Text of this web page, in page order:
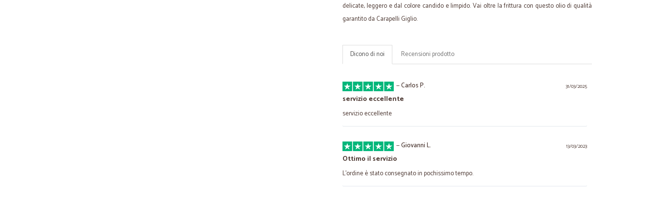
delicate, leggero e dal colore candido e limpido. Vai oltre la frittura con questo olio di qualità
garantito da Carapelli Giglio.
Dicono di noi Recensioni prodotto
31/03/2025
—Carlos P.
servizio eccellente
servizio eccellente
13/03/2023
—Giovanni L.
Ottimo il servizio
L'ordine è stato consegnato in pochissimo tempo.